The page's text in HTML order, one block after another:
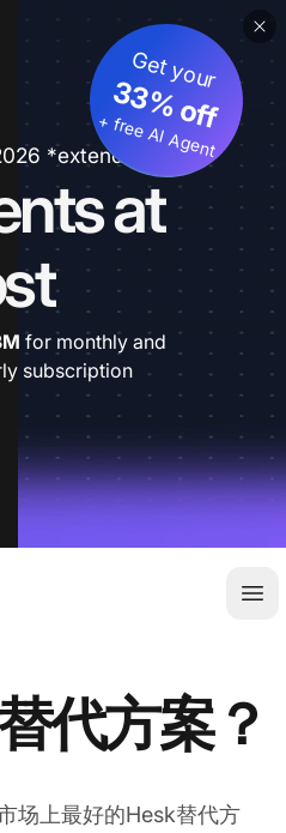
*extended
at
Get your
33% off
+ free AI Agent
for monthly and
subscription
代方案？
场上最好的Hesk替代方